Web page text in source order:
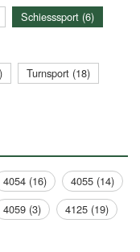
Schiesssport (6)
Turnsport (18)
4054 (16)
4055 (14)
4059 (3)
4125 (19)